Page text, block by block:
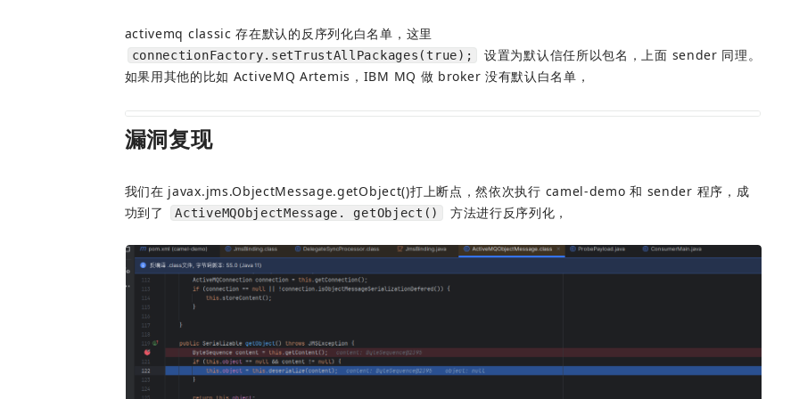
activemq classic 存在默认的反序列化白名单，这里
connectionFactory.setTrustAllPackages(true);
设置为默认信任所以包名，上面 sender 同理。
如果用其他的比如 ActiveMQ Artemis，IBM MQ 做 broker 没有默认白名单，
漏洞复现
我们在 javax.jms.ObjectMessage.getObject()打上断点，然依次执行 camel-demo 和 sender 程序，成
功到了
ActiveMQObjectMessage. getObject() 方法进行反序列化，